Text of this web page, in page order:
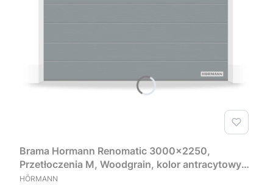
Brama Hormann Renomatic 3000x2250,
Przetłoczenia M, Woodgrain, kolor antracytowy
RAL 7016 + Prowadzenie Z
PRODUCENT
HÖRMANN